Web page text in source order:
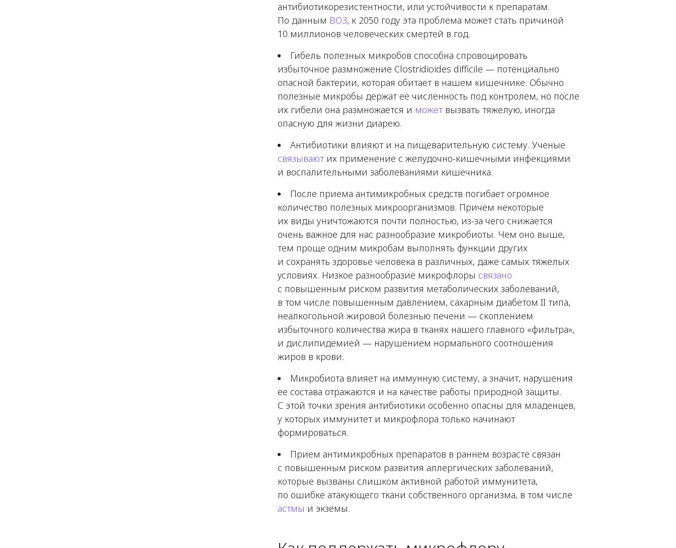
антибиотикорезистентности, или устойчивости к препаратам.
По данным ВОЗ, к 2050 году эта проблема может стать причиной
10 миллионов человеческих смертей в год.
Гибель полезных микробов способна спровоцировать
избыточное размножение Clostridioides difficile — потенциально
опасной бактерии, которая обитает в нашем кишечнике. Обычно
полезные микробы держат ее численность под контролем, но после
их гибели она размножается и можетвызвать тяжелую, иногда
опасную для жизни диарею.
Антибиотики влияют и на пищеварительную систему. Ученые
связываютих применение с желудочно-кишечными инфекциями
и воспалительными заболеваниями кишечника.
После приема антимикробных средств погибает огромное
количество полезных микроорганизмов. Причем некоторые
их виды уничтожаются почти полностью, из-за чего снижается
очень важное для нас разнообразие микробиоты. Чем оно выше,
тем проще одним микробам выполнять функции других
и сохранять здоровье человека в различных, даже самых тяжелых
условиях. Низкое разнообразие микрофлоры связано
с повышенным риском развития метаболических заболеваний,
в том числе повышенным давлением, сахарным диабетом II типа,
неалкогольной жировой болезнью печени — скоплением
избыточного количества жира в тканях нашего главного «фильтра»,
и дислипидемией — нарушением нормального соотношения
жиров в крови.
Микробиота влияет на иммунную систему, а значит, нарушения
ее состава отражаются и на качестве работы природной защиты.
С этой точки зрения антибиотики особенно опасны для младенцев,
у которых иммунитет и микрофлора только начинают
формироваться.
Прием антимикробных препаратов в раннем возрасте связан
с повышенным риском развития аллергических заболеваний,
которые вызваны слишком активной работой иммунитета,
по ошибке атакующего ткани собственного организма, в том числе
астмы и экземы.